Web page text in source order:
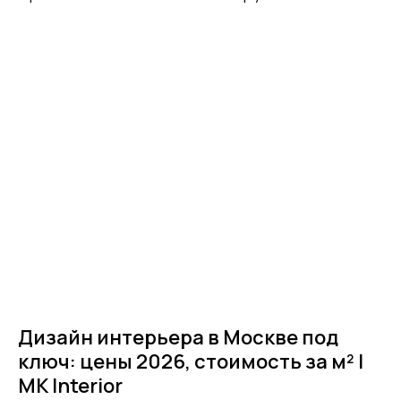
Дизайн интерьера в Москве под
ключ: цены 2026, стоимость за м² |
MK Interior